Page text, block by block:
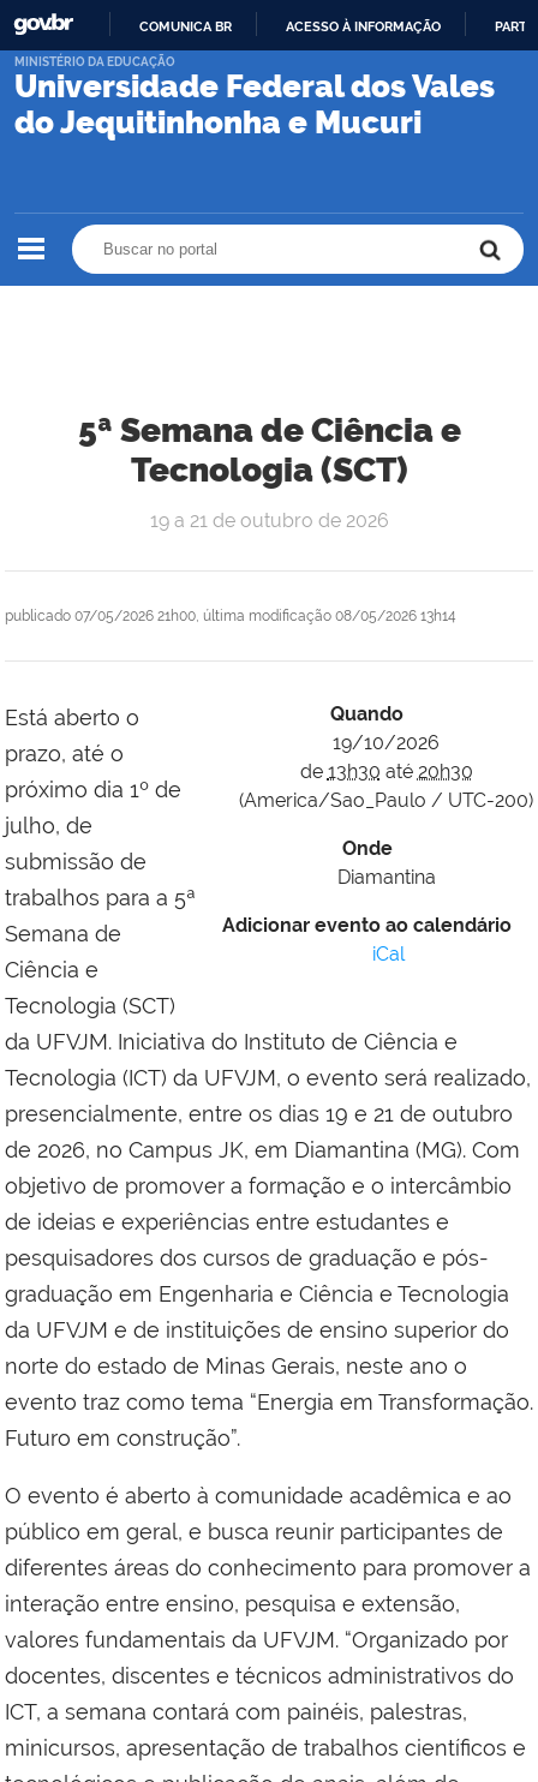
PARA
CONTEÚDO
COMUNICA BR ACESSO À INFORMAÇÃO
Universidade Federal dos Vales
do Jequitinhonha e Mucuri
MINISTÉRIO DA EDUCAÇÃO
5ª Semana de Ciência e
Tecnologia (SCT)
publicado 07/05/2026 21h00, última modificação 08/05/2026 13h14
19 a 21 de outubro de 2026
Quando
19/10/2026
de 13h30 até 20h30
(America/Sao_Paulo / UTC-200)
Onde
Diamantina
Adicionar evento ao calendário
iCal
Está aberto o
prazo, até o
próximo dia 1º de
julho, de
submissão de
trabalhos para a 5ª
Semana de
Ciência e
Tecnologia (SCT)
da UFVJM. Iniciativa do Instituto de Ciência e
Tecnologia (ICT) da UFVJM, o evento será realizado,
presencialmente, entre os dias 19 e 21 de outubro
de 2026, no Campus JK, em Diamantina (MG). Com
objetivo de promover a formação e o intercâmbio
de ideias e experiências entre estudantes e
pesquisadores dos cursos de graduação e pós-
graduação em Engenharia e Ciência e Tecnologia
da UFVJM e de instituições de ensino superior do
norte do estado de Minas Gerais, neste ano o
evento traz como tema “Energia em Transformação.
Futuro em construção”.
O evento é aberto à comunidade acadêmica e ao
público em geral, e busca reunir participantes de
diferentes áreas do conhecimento para promover a
interação entre ensino, pesquisa e extensão,
valores fundamentais da UFVJM. “Organizado por
docentes, discentes e técnicos administrativos do
ICT, a semana contará com painéis, palestras,
minicursos, apresentação de trabalhos científicos e